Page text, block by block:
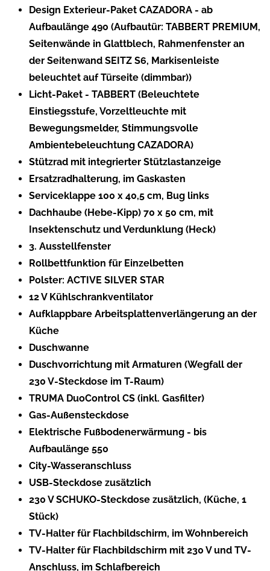
Design Exterieur-Paket CAZADORA - ab
Aufbaulänge 490 (Aufbautür: TABBERT PREMIUM,
Seitenwände in Glattblech, Rahmenfenster an
der Seitenwand SEITZ S6, Markisenleiste
beleuchtet auf Türseite (dimmbar))
Licht-Paket - TABBERT (Beleuchtete
Einstiegsstufe, Vorzeltleuchte mit
Bewegungsmelder, Stimmungsvolle
Ambientebeleuchtung CAZADORA)
Stützrad mit integrierter Stützlastanzeige
Ersatzradhalterung, im Gaskasten
Serviceklappe 100 x 40,5 cm, Bug links
Dachhaube (Hebe-Kipp) 70 x 50 cm, mit
Insektenschutz und Verdunklung (Heck)
3. Ausstellfenster
Rollbettfunktion für Einzelbetten
Polster: ACTIVE SILVER STAR
12 V Kühlschrankventilator
Aufklappbare Arbeitsplattenverlängerung an der
Küche
Duschwanne
Duschvorrichtung mit Armaturen (Wegfall der
230 V-Steckdose im T-Raum)
TRUMA DuoControl CS (inkl. Gasfilter)
Gas-Außensteckdose
Elektrische Fußbodenerwärmung - bis
Aufbaulänge 550
City-Wasseranschluss
USB-Steckdose zusätzlich
230 V SCHUKO-Steckdose zusätzlich, (Küche, 1
Stück)
TV-Halter für Flachbildschirm, im Wohnbereich
TV-Halter für Flachbildschirm mit 230 V und TV-
Anschluss, im Schlafbereich